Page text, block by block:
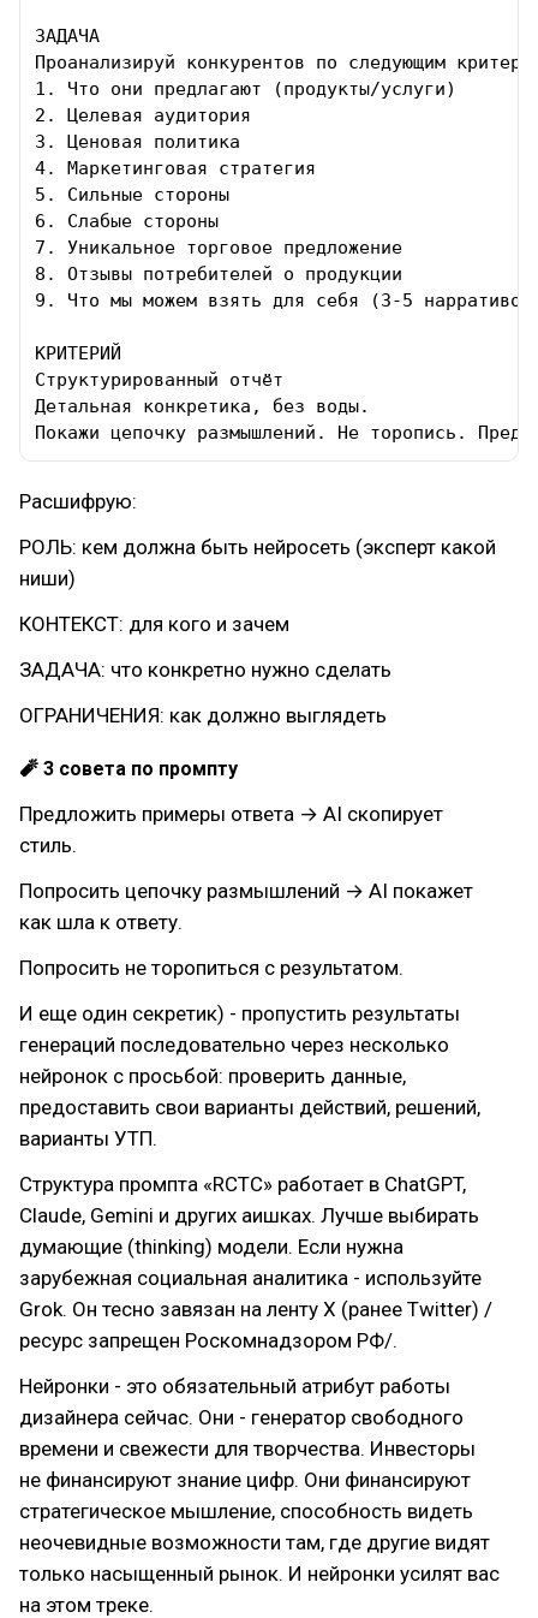
ЗАДАЧА
Проанализируй конкурентов по следующим
1. Что они предлагают (продукты/услуги)
2. Целевая аудитория
3. Ценовая политика
4. Маркетинговая стратегия
5. Сильные стороны
6. Слабые стороны
7. Уникальное торговое предложение
8. Отзывы потребителей о продукции
9. Что мы можем взять для себя (3-5
КРИТЕРИЙ
Структурированный отчёт
Детальная конкретика, без воды.
Покажи цепочку размышлений. Не торопись.
Расшифрую:
РОЛЬ: кем должна быть нейросеть (эксперт какой
ниши)
КОНТЕКСТ: для кого и зачем
ЗАДАЧА: что конкретно нужно сделать
ОГРАНИЧЕНИЯ: как должно выглядеть
🧨 3 совета по промпту
Предложить примеры ответа → AI скопирует
стиль.
Попросить цепочку размышлений → AI покажет
как шла к ответу.
Попросить не торопиться с результатом.
И еще один секретик) - пропустить результаты
генераций последовательно через несколько
нейронок с просьбой: проверить данные,
предоставить свои варианты действий, решений,
варианты УТП.
Структура промпта «RCTC» работает в ChatGPT,
Claude, Gemini и других аишках. Лучше выбирать
думающие (thinking) модели. Если нужна
зарубежная социальная аналитика - используйте
Grok. Он тесно завязан на ленту Х (ранее Twitter) /
ресурс запрещен Роскомнадзором РФ/.
Нейронки - это обязательный атрибут работы
дизайнера сейчас. Они - генератор свободного
времени и свежести для творчества. Инвесторы
не финансируют знание цифр. Они финансируют
стратегическое мышление, способность видеть
неочевидные возможности там, где другие видят
только насыщенный рынок. И нейронки усилят вас
на этом треке.